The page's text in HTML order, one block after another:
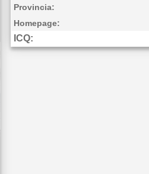
Provincia:
Homepage:
ICQ: